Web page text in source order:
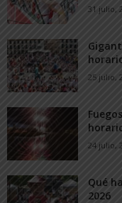
31 julio,
25 julio,
24 julio,
Qué
2026